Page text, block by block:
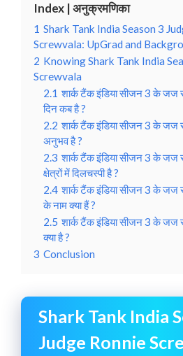
Index | अनुक्रमणिका
1 Shark Tank India Season 3
Screwvala: UpGrad and
2 Knowing Shark Tank India
Screwvala
2.1 शार्क टैंक इंडिया सीजन 3 के जज
दिन कब है ?
2.2 शार्क टैंक इंडिया सीजन 3 के जज
अनुभव है ?
2.3 शार्क टैंक इंडिया सीजन 3 के जज
क्षेत्रों में दिलचस्पी है ?
2.4 शार्क टैंक इंडिया सीजन 3 के जज
के नाम क्या हैं ?
2.5 शार्क टैंक इंडिया सीजन 3 के जज
क्या है ?
3 Conclusion
Shark Tank India
Judge Ronnie